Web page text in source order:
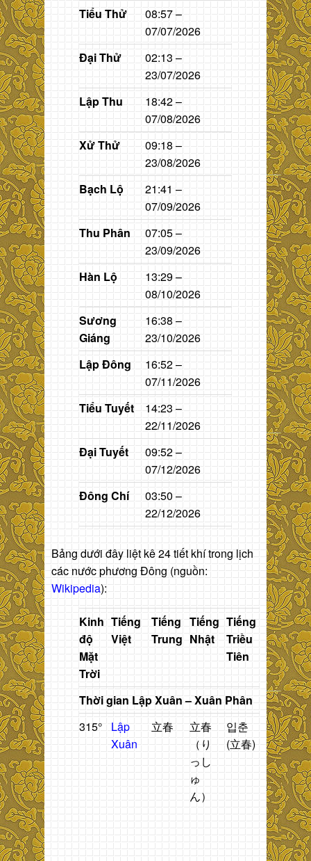
Tiểu Thử
08:57 –
07/07/2026
Đại Thử
02:13 –
23/07/2026
Lập Thu
18:42 –
07/08/2026
Xử Thử
09:18 –
23/08/2026
Bạch Lộ
21:41 –
07/09/2026
Thu Phân
07:05 –
23/09/2026
Hàn Lộ
13:29 –
08/10/2026
Sương
Giáng
16:38 –
23/10/2026
Lập Đông
16:52 –
07/11/2026
Tiểu Tuyết
14:23 –
22/11/2026
Đại Tuyết
09:52 –
07/12/2026
Đông Chí
03:50 –
22/12/2026
Bảng dưới đây liệt kê 24 tiết khí trong lịch
các nước phương Đông (nguồn:
Wikipedia):
Kinh
độ
Mặt
Trời
Tiếng
Việt
Tiếng
Trung
Tiếng
Nhật
Tiếng
Triều
Tiên
Ý
nghĩa
Thời gian Lập Xuân – Xuân Phân
315°
Lập
Xuân
立春
立春
（り
っし
ゅ
ん）
입춘
(立春)
Thời
gian
bắt
đầu
mùa
xuân